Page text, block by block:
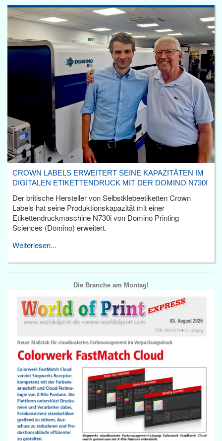
CROWN LABELS ERWEITERT SEINE KAPAZITÄTEN IM
DIGITALEN ETIKETTENDRUCK MIT DER DOMINO N730I
Der britische Hersteller von Selbstklebeetiketten Crown
Labels hat seine Produktionskapazität mit einer
Etikettendruckmaschine N730i von Domino Printing
Sciences (Domino) erweitert.
Weiterlesen...
Die Branche am Montag!